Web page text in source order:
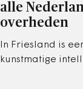
alle
overheden
In Friesland is
kunstmatige